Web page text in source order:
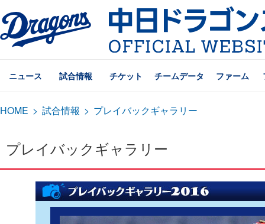
ニュース 試合情報 チケット チームデータ ファーム
HOME > 試合情報 > プレイバックギャラリー
プレイバックギャラリー